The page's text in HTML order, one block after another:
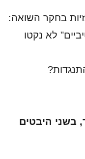
בחקר השואה:
לא נקטו
בשני היבטים